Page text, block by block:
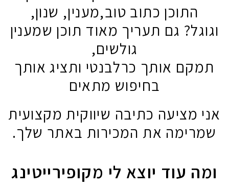
התוכן כתוב טוב,מענין, שנון,
גם תעריך מאוד תוכן שמענין
גולשים,
אותך כרלבנטי ותציג אותך
בחיפוש מתאים
מציעה כתיבה שיווקית מקצועית
את המכירות באתר שלך.
עוד יוצא לי מקופירייטינג